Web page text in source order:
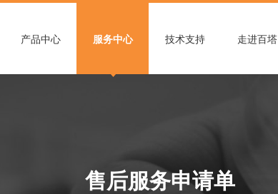
产品中心 服务中心 技术支持 走进百塔
售后服务申请单